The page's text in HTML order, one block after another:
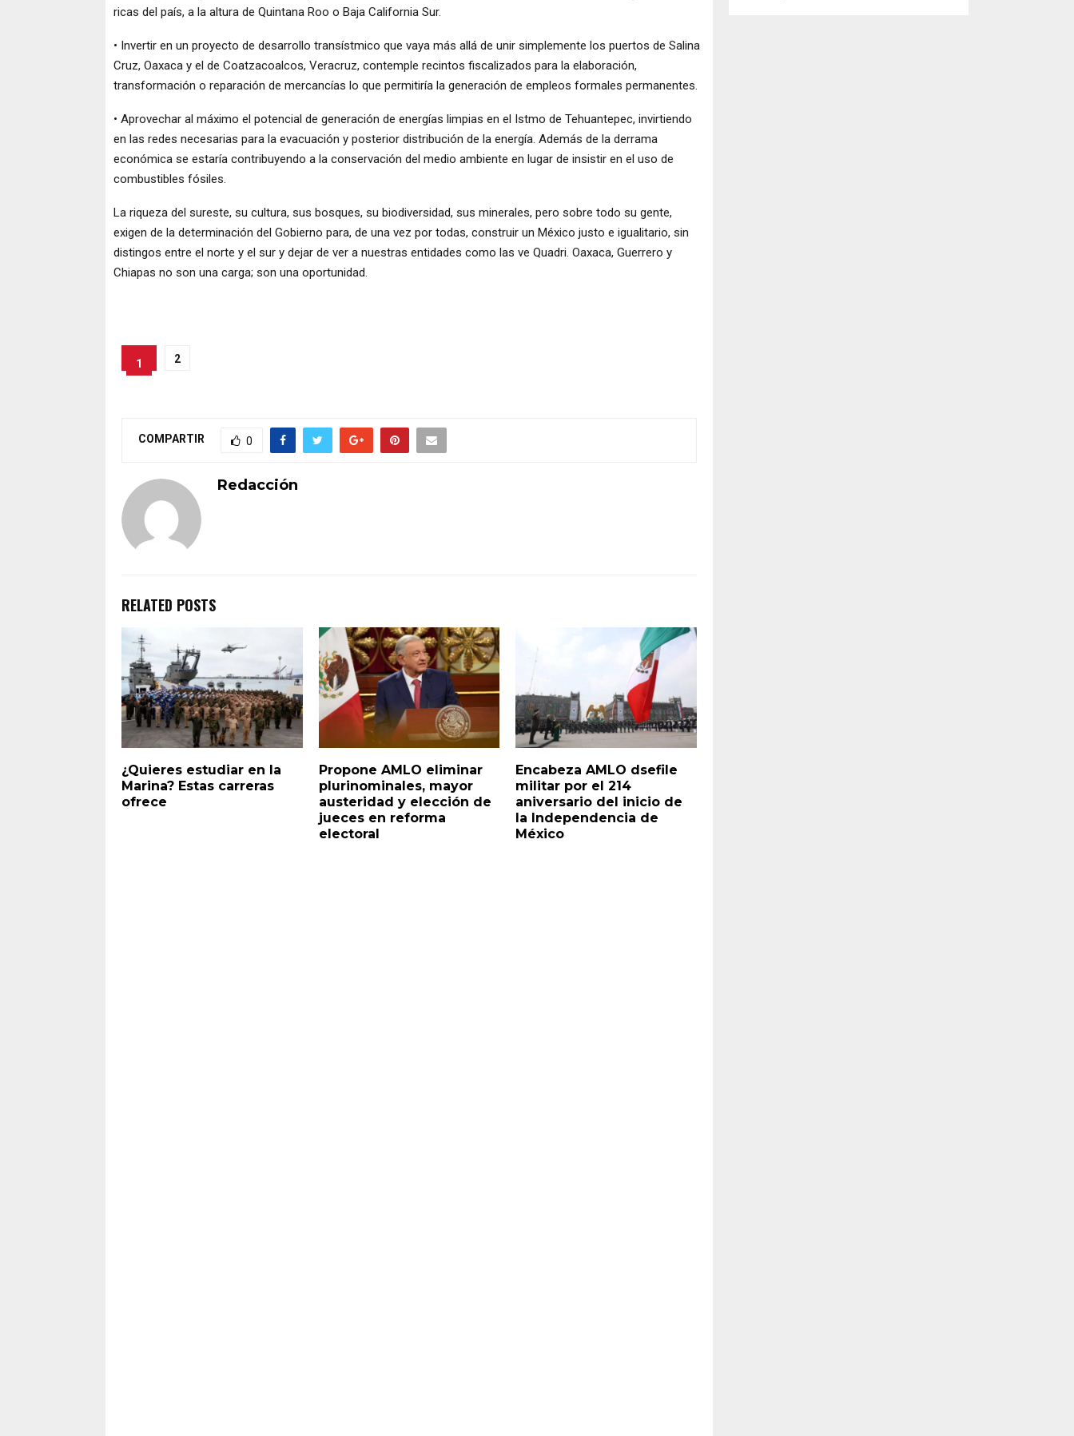
ricas del país, a la altura de Quintana Roo o Baja California Sur.
• Invertir en un proyecto de desarrollo transístmico que vaya más allá de unir simplemente los puertos de Salina
Cruz, Oaxaca y el de Coatzacoalcos, Veracruz, contemple recintos fiscalizados para la elaboración,
transformación o reparación de mercancías lo que permitiría la generación de empleos formales permanentes.
• Aprovechar al máximo el potencial de generación de energías limpias en el Istmo de Tehuantepec, invirtiendo
en las redes necesarias para la evacuación y posterior distribución de la energía. Además de la derrama
económica se estaría contribuyendo a la conservación del medio ambiente en lugar de insistir en el uso de
combustibles fósiles.
La riqueza del sureste, su cultura, sus bosques, su biodiversidad, sus minerales, pero sobre todo su gente,
exigen de la determinación del Gobierno para, de una vez por todas, construir un México justo e igualitario, sin
distingos entre el norte y el sur y dejar de ver a nuestras entidades como las ve Quadri. Oaxaca, Guerrero y
Chiapas no son una carga; son una oportunidad.
1 2
COMPARTIR 0
Redacción
RELATED POSTS
¿Quieres estudiar en la
Marina? Estas carreras
ofrece
Propone AMLO eliminar
plurinominales, mayor
austeridad y elección de
jueces en reforma
electoral
Encabeza AMLO dsefile
militar por el 214
aniversario del inicio de
la Independencia de
México